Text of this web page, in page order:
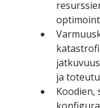
ja
Koodien,